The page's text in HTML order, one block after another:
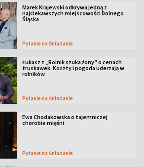
Marek Krajewski odkrywa jedną z
najciekawszych miejscowości Dolnego
Śląska
Pytanie na Śniadanie
Łukasz z „Rolnik szuka żony” o cenach
truskawek. Koszty i pogoda uderzają w
rolników
Pytanie na Śniadanie
Ewa Chodakowska o tajemniczej
chorobie mięśni
Pytanie na Śniadanie